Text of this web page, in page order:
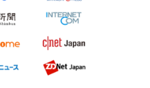
確認すべきこと
する